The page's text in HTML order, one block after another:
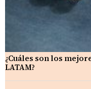
¿Cuáles son los
LATAM?